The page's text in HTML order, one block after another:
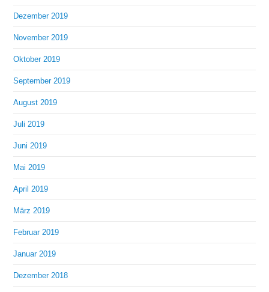
Dezember 2019
November 2019
Oktober 2019
September 2019
August 2019
Juli 2019
Juni 2019
Mai 2019
April 2019
März 2019
Februar 2019
Januar 2019
Dezember 2018